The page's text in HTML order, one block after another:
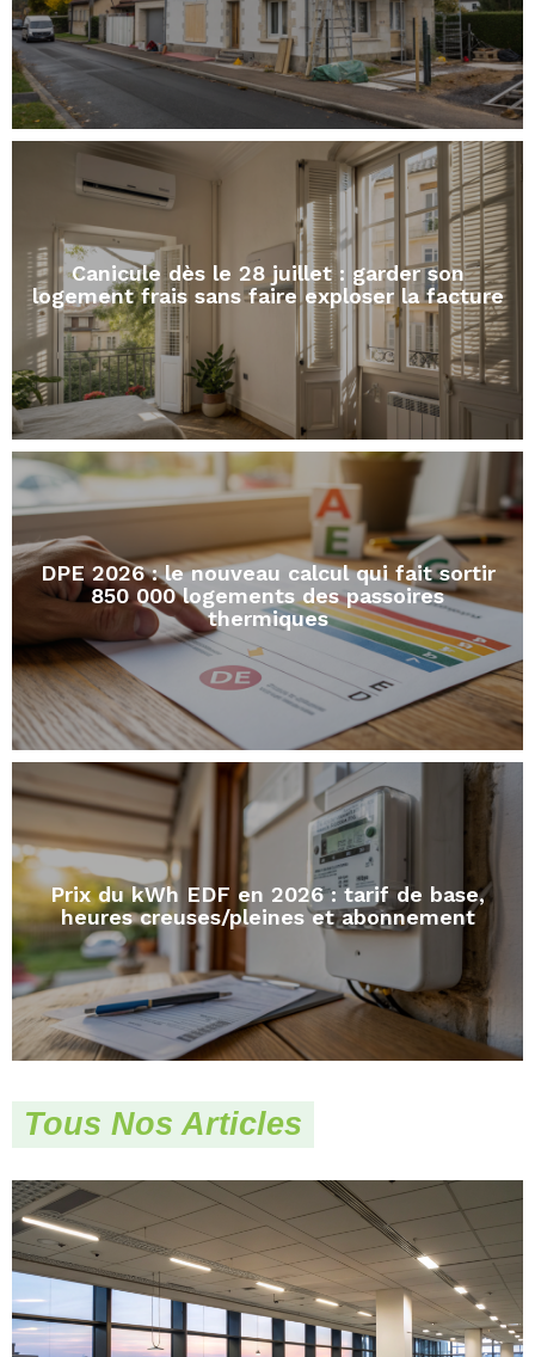
Canicule dès le 28 juillet : garder son
logement frais sans faire exploser la facture
DPE 2026 : le nouveau calcul qui fait sortir
850 000 logements des passoires
thermiques
Prix du kWh EDF en 2026 : tarif de base,
heures creuses/pleines et abonnement
Tous Nos Articles